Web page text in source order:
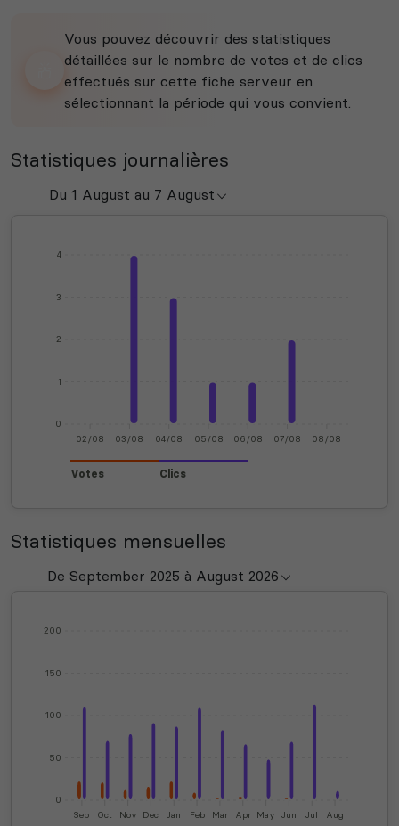
Vous pouvez découvrir des statistiques
détaillées sur le nombre de votes et de clics
effectués sur cette fiche serveur en
sélectionnant la période qui vous convient.
Statistiques journalières
0
1
2
3
4
02/08 03/08 04/08 05/08 06/08 07/08 08/08
Votes Clics
Statistiques mensuelles
0
50
100
150
200
Sep Oct Nov Dec Jan Feb Mar Apr May Jun Jul Aug